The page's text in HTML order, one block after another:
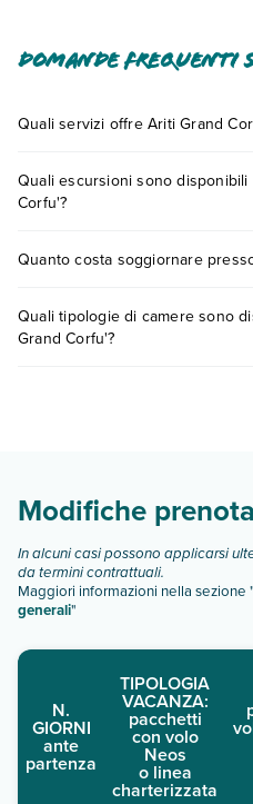
Domande frequenti
Quali servizi offre Ariti Grand
tra cui: aria condizionata,
Scopri tutti i dettagli nel
Quali escursioni sono
Corfu'?
presso Ariti Grand Corfu'.
prenotando un appuntamento.
Quanto costa soggiornare
fattori (per es. date,
prezzi, compila il motore di
Quali tipologie di camere sono
Grand Corfu'?
Modifiche
In alcuni casi possono applicarsi
da termini contrattuali.
Maggiori informazioni nella sezione "
generali"
N.
GIORNI
ante
partenza
TIPOLOGIA
VACANZA:
pacchetti
con volo
Neos
o linea
charterizzata